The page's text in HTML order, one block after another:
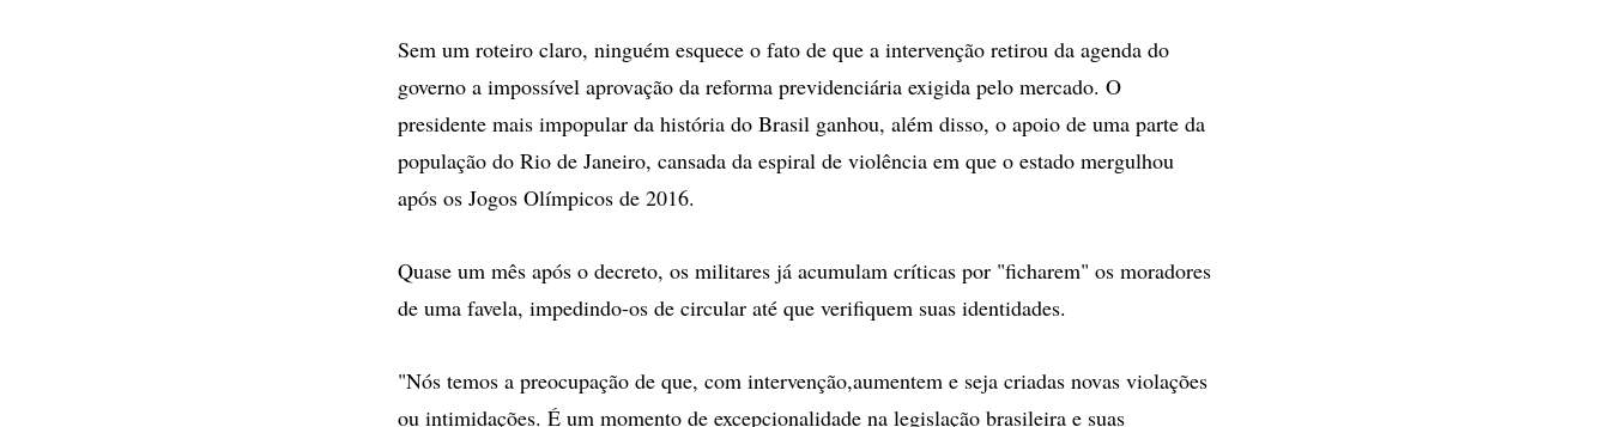
Sem um roteiro claro, ninguém esquece o fato de que a intervenção retirou da agenda do
governo a impossível aprovação da reforma previdenciária exigida pelo mercado. O
presidente mais impopular da história do Brasil ganhou, além disso, o apoio de uma parte da
população do Rio de Janeiro, cansada da espiral de violência em que o estado mergulhou
após os Jogos Olímpicos de 2016.
Quase um mês após o decreto, os militares já acumulam críticas por "ficharem" os moradores
de uma favela, impedindo-os de circular até que verifiquem suas identidades.
"Nós temos a preocupação de que, com intervenção,aumentem e seja criadas novas violações
ou intimidações. É um momento de excepcionalidade na legislação brasileira e suas